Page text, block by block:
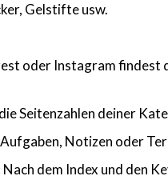
Gelstifte usw.
oder Instagram findest
Seitenzahlen deiner
Notizen oder
dem Index und den